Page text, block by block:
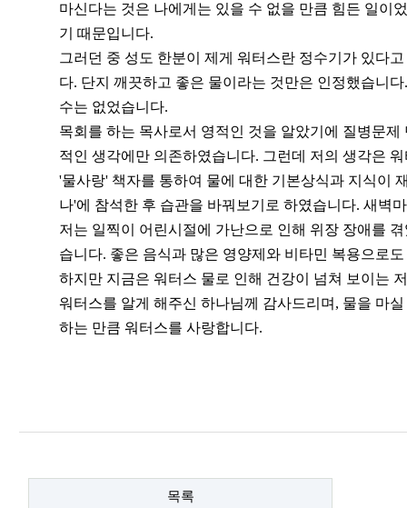
마신다는 것은 나에게는 있을 수 없을 만큼 힘든 일이
기 때문입니다.
그러던 중 성도 한분이 제게 워터스란 정수기가 있다
다. 단지 깨끗하고 좋은 물이라는 것만은 인정했습니
수는 없었습니다.
목회를 하는 목사로서 영적인 것을 알았기에 질병문
적인 생각에만 의존하였습니다. 그런데 저의 생각은
'물사랑' 책자를 통하여 물에 대한 기본상식과 지식이
나'에 참석한 후 습관을 바꿔보기로 하였습니다. 새벽
저는 일찍이 어린시절에 가난으로 인해 위장 장애를
습니다. 좋은 음식과 많은 영양제와 비타민 복용으로
하지만 지금은 워터스 물로 인해 건강이 넘쳐 보이는
워터스를 알게 해주신 하나님께 감사드리며, 물을 마
하는 만큼 워터스를 사랑합니다.
목록